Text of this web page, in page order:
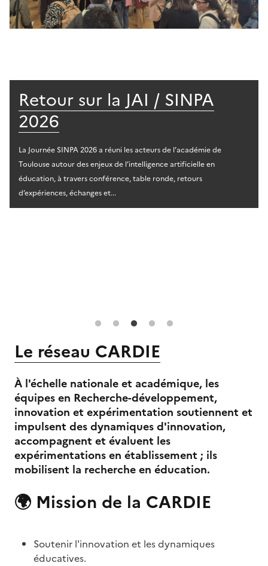
Retour sur la JAI / SINPA
2026
La Journée SINPA 2026 a réuni les acteurs de l’académie de
Toulouse autour des enjeux de l’intelligence artificielle en
éducation, à travers conférence, table ronde, retours
d’expériences, échanges et...
Le réseau CARDIE
À l'échelle nationale et académique, les
équipes en Recherche-développement,
innovation et expérimentation soutiennent et
impulsent des dynamiques d'innovation,
accompagnent et évaluent les
expérimentations en établissement ; ils
mobilisent la recherche en éducation.
🌍 Mission de la CARDIE
Soutenir l'innovation et les dynamiques
éducatives.